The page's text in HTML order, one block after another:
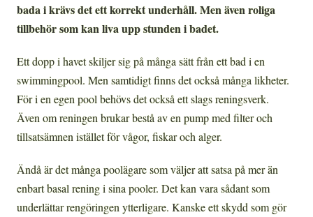
bada i krävs det ett korrekt underhåll. Men även roliga
tillbehör som kan liva upp stunden i badet.
Ett dopp i havet skiljer sig på många sätt från ett bad i en
swimmingpool. Men samtidigt finns det också många likheter.
För i en egen pool behövs det också ett slags reningsverk.
Även om reningen brukar bestå av en pump med filter och
tillsatsämnen istället för vågor, fiskar och alger.
Ändå är det många poolägare som väljer att satsa på mer än
enbart basal rening i sina pooler. Det kan vara sådant som
underlättar rengöringen ytterligare. Kanske ett skydd som gör